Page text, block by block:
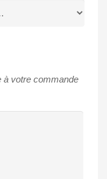
à votre commande